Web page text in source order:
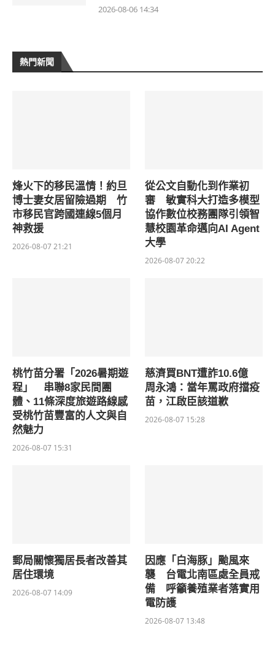
2026-08-06 14:34
熱門新聞
烽火下的移民溫情！約旦
博士妻女居留險過期 竹
市移民官跨國連線5個月
神救援
2026-08-07 21:21
從公文自動化到作業初
審 敏實科大打造多模型
協作數位校務團隊引領智
慧校園革命邁向AI Agent
大學
2026-08-07 20:22
桃竹苗分署「2026暑期遊
程」 串聯8家民間團
體、11條深度旅遊路線感
受桃竹苗豐富的人文與自
然魅力
2026-08-07 15:31
慈濟買BNT遭詐10.6億
周永鴻：當年罵政府擋疫
苗，江啟臣該道歉
2026-08-07 15:28
郵局關懷獨居長者改善其
居住環境
2026-08-07 14:09
因應「白海豚」颱風來
襲 台電北南區處全員戒
備 呼籲養殖業者落實用
電防護
2026-08-07 13:48